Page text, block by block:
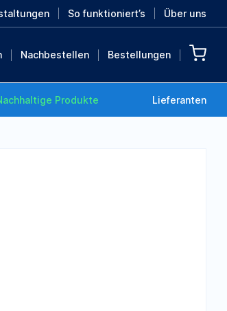
So funktioniert’s Über uns
Nachbestellen Bestellungen
Produkte Lieferanten